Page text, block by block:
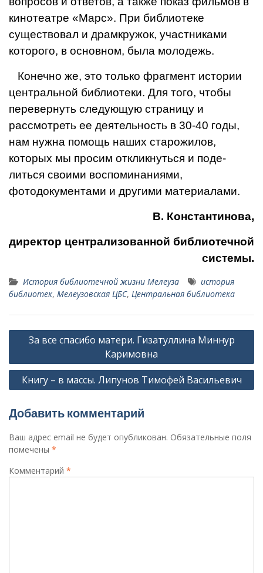
кинотеатре «Марс». При библиотеке
существовал и драмкружок, участниками
которого, в основном, была молодежь.
Конечно же, это только фрагмент истории
центральной библиотеки. Для того, чтобы
перевернуть следующую страницу и
рассмотреть ее деятель­ность в 30-40 годы,
нам нужна помощь наших ста­рожилов,
которых мы про­сим откликнуться и поде­
литься своими воспоминаниями,
фотодокументами и другими материалами.
В. Константинова,
директор централизо­ванной библиотечной
системы.
История библиотечной жизни Мелеуза
история
библиотек, Мелеузовская ЦБС, Центральная библиотека
Навигация
записям
За все спасибо матери. Гизатуллина Миннур
Каримовна
Книгу – в массы. Липунов Тимофей Васильевич
Добавить комментарий
Ваш адрес email не будет опубликован. Обязательные поля
помечены *
Комментарий *